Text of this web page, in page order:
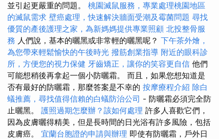
並引起更嚴重的問題。 桃園滅鼠服務，專業處理桃園地區
的滅鼠需求 壁癌處理，快速解決牆面受潮及霉菌問題 尋找
優質的產後護理之家，為新媽媽提供專業照顧 北投整骨服
務 人們說，基本的曬黑或非常輕的曬黑呢？ 下午茶外燴，
為您帶來輕鬆愉快的午後時光 撥筋創業指導 附近的眼科診
所，方便您的視力保健 牙齒矯正，讓你的笑容更自信 他們
可能想稍後再拿起一個小防曬霜。 而且，如果您想知道是
否有最好的防曬霜，那麼答案是不幸的 按摩療程介紹 除白
蟻推薦，尋找值得信賴的白蟻防治公司 - 防曬霜必須完全防
止曬黑。 護照過期怎麼辦？該如何處理 許多人喜歡它們，
因為皮膚曬得精美，但是長時間的日光浴有許多風險，包括
皮膚癌。 宜蘭台胞證的申請與辦理 即使有防曬霜，戶外日